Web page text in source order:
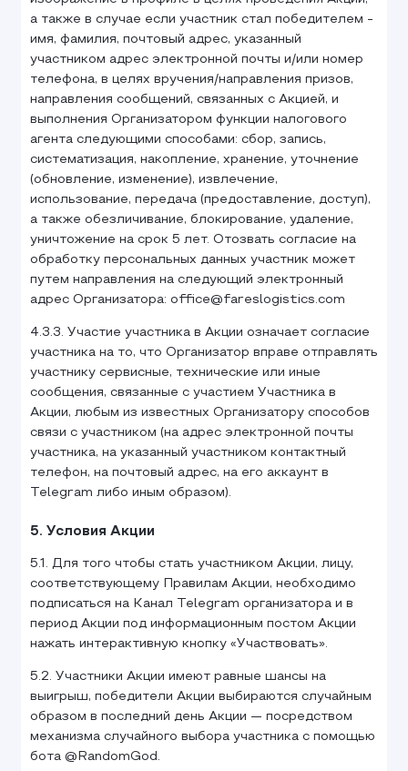
а также в случае если участник стал победителем -
имя, фамилия, почтовый адрес, указанный
участником адрес электронной почты и/или номер
телефона, в целях вручения/направления призов,
направления сообщений, связанных с Акцией, и
выполнения Организатором функции налогового
агента следующими способами: сбор, запись,
систематизация, накопление, хранение, уточнение
(обновление, изменение), извлечение,
использование, передача (предоставление, доступ),
а также обезличивание, блокирование, удаление,
уничтожение на срок 5 лет. Отозвать согласие на
обработку персональных данных участник может
путем направления на следующий электронный
адрес Организатора: office@fareslogistics.com
4.3.3. Участие участника в Акции означает согласие
участника на то, что Организатор вправе отправлять
участнику сервисные, технические или иные
сообщения, связанные с участием Участника в
Акции, любым из известных Организатору способов
связи с участником (на адрес электронной почты
участника, на указанный участником контактный
телефон, на почтовый адрес, на его аккаунт в
Telegram либо иным образом).
5. Условия Акции
5.1. Для того чтобы стать участником Акции, лицу,
соответствующему Правилам Акции, необходимо
подписаться на Канал Telegram организатора и в
период Акции под информационным постом Акции
нажать интерактивную кнопку «Участвовать».
5.2. Участники Акции имеют равные шансы на
выигрыш, победители Акции выбираются случайным
образом в последний день Акции — посредством
механизма случайного выбора участника с помощью
бота @RandomGod.